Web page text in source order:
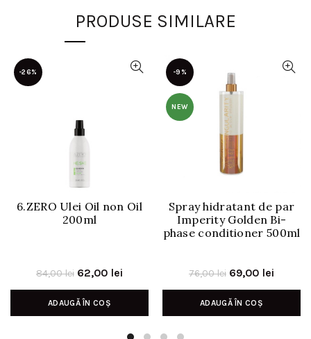
PRODUSE SIMILARE
-26%
6.ZERO Ulei Oil non Oil
200ml
84,00lei Prețul
inițial
a
62,00 lei
curent
ADAUGĂ ÎN COȘ
-9%
NEW
Spray hidratant de par
Imperity Golden Bi-
phase conditioner 500ml
76,00lei Prețul
inițial
a
69,00 lei
curent
ADAUGĂ ÎN COȘ